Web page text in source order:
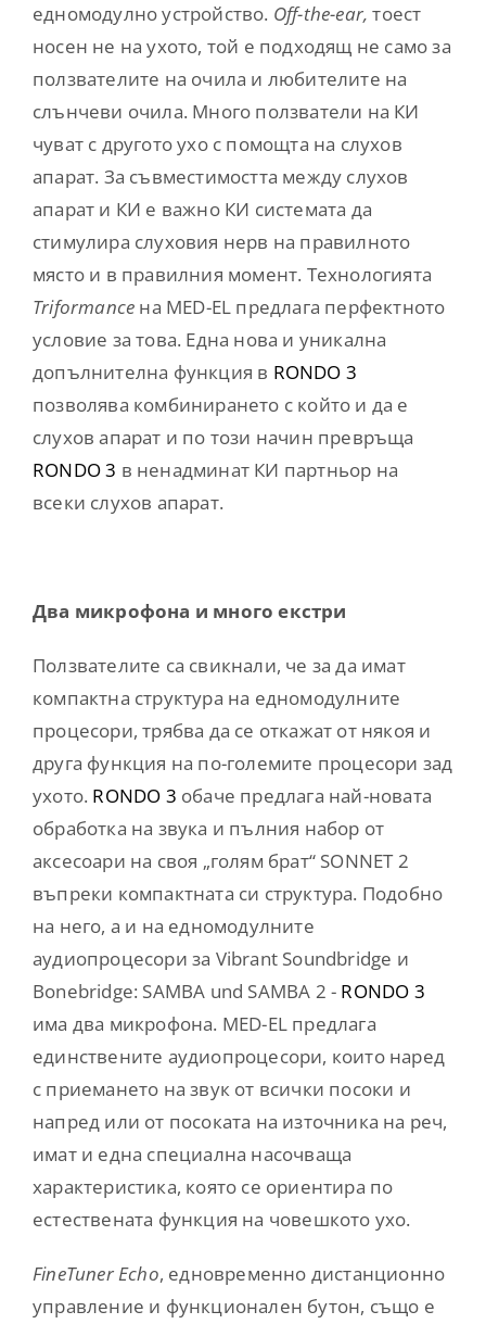
едномодулно устройство. Off-the-ear,тоест
носен не на ухото, той е подходящ не само за
ползвателите на очила и любителите на
слънчеви очила. Много ползватели на КИ
чуват с другото ухо с помощта на слухов
апарат. За съвместимостта между слухов
апарат и КИ е важно КИ системата да
стимулира слуховия нерв на правилното
място и в правилния момент. Технологията
Triformance на MED-EL предлага перфектното
условие за това. Една нова и уникална
допълнителна функция в RONDO 3
позволява комбинирането с който и да е
слухов апарат и по този начин превръща
RONDO 3 в ненадминат КИ партньор на
всеки слухов апарат.
Два микрофона и много екстри
Ползвателите са свикнали, че за да имат
компактна структура на едномодулните
процесори, трябва да се откажат от някоя и
друга функция на по-големите процесори зад
ухото. RONDO 3 обаче предлага най-новата
обработка на звука и пълния набор от
аксесоари на своя „голям брат“ SONNET 2
въпреки компактната си структура. Подобно
на него, а и на едномодулните
аудиопроцесори за Vibrant Soundbridge и
Bonebridge: SAMBA und SAMBA 2 - RONDO 3
има два микрофона. MED-EL предлага
единствените аудиопроцесори, които наред
с приемането на звук от всички посоки и
напред или от посоката на източника на реч,
имат и една специална насочваща
характеристика, която се ориентира по
естествената функция на човешкото ухо.
FineTuner Echo, едновременно дистанционно
управление и функционален бутон, също е